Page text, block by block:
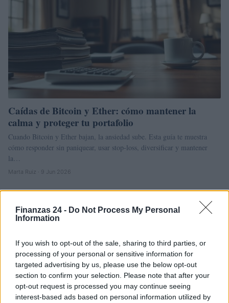
Finanzas 24 - Do Not Process My Personal
Information
If you wish to opt-out of the sale, sharing to third parties, or
processing of your personal or sensitive information for
targeted advertising by us, please use the below opt-out
section to confirm your selection. Please note that after your
opt-out request is processed you may continue seeing
interest-based ads based on personal information utilized by
Caídas de Bitcoin y Ether: cómo mantener la
calma y proteger tu portafolio
Cuando Bitcoin y Ether bajan, la ansiedad sube. Esta guía te muestra
cómo responder sin paniquear, usar stop‑loss, diversificar y mantener
la…
Marta Ruiz · 9 Jun 2026